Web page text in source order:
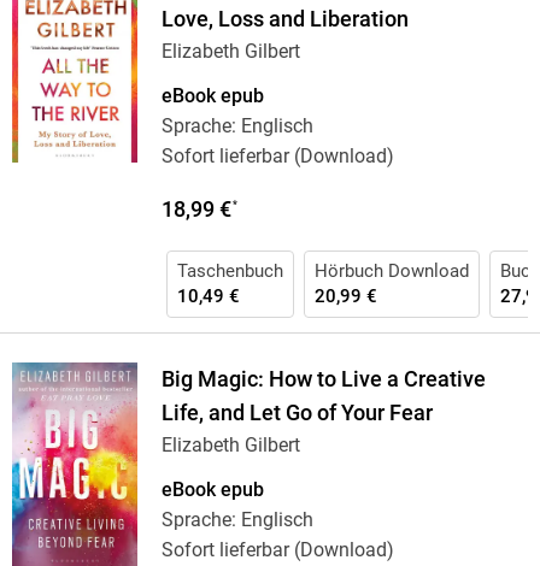
Love, Loss and Liberation
Elizabeth Gilbert
eBook epub
Sprache: Englisch
Sofort lieferbar (Download)
18,99 €*
Taschenbuch
10,49 €
Hörbuch Download
20,99 €
Big Magic: How to Live a Creative
Life, and Let Go of Your Fear
Elizabeth Gilbert
eBook epub
Sprache: Englisch
Sofort lieferbar (Download)